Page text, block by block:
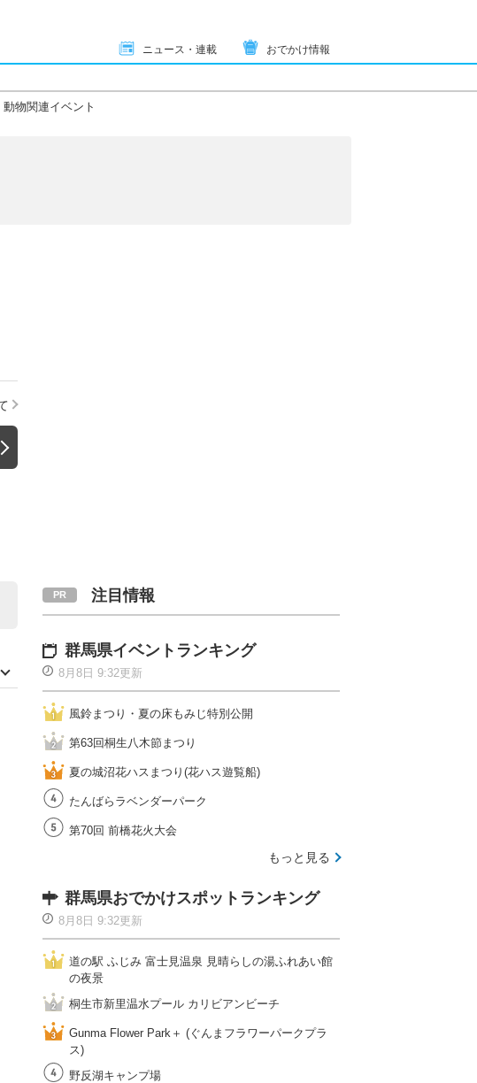
ニュース・連載 おでかけ情報
動物関連イベント
注目情報
群馬県イベントランキング
8月8日 9:32更新
風鈴まつり・夏の床もみじ特別公開
第63回桐生八木節まつり
夏の城沼花ハスまつり(花ハス遊覧船)
たんばらラベンダーパーク
第70回 前橋花火大会
もっと見る
群馬県おでかけスポットランキング
8月8日 9:32更新
道の駅 ふじみ 富士見温泉 見晴らしの湯ふれあい館
の夜景
桐生市新里温水プール カリビアンビーチ
Gunma Flower Park＋ (ぐんまフラワーパークプラ
ス)
野反湖キャンプ場